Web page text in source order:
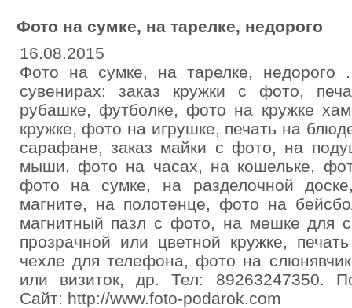
Фото на сумке, на тарелке, недорого
16.08.2015
Фото на сумке, на тарелке,
сувенирах: заказ кружки с фото,
рубашке, футболке, фото на кружке
кружке, фото на игрушке, печать на
сарафане, заказ майки с фото, на
мыши, фото на часах, на кошельке,
фото на сумке, на разделочной
магните, на полотенце, фото на
магнитный пазл с фото, на мешке для
прозрачной или цветной кружке,
чехле для телефона, фото на
или визиток, др. Тел: 89263247350.
Сайт: http://www.foto-podarok.com